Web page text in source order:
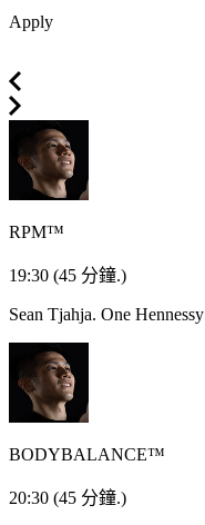
Apply
RPM™
19:30 (45 分鐘.)
Sean Tjahja. One Hennessy
BODYBALANCE™
20:30 (45 分鐘.)